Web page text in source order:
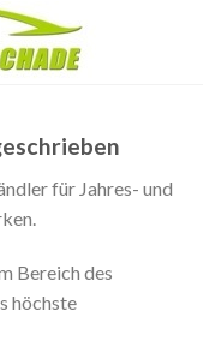
für Jahres- und
Bereich des
höchste